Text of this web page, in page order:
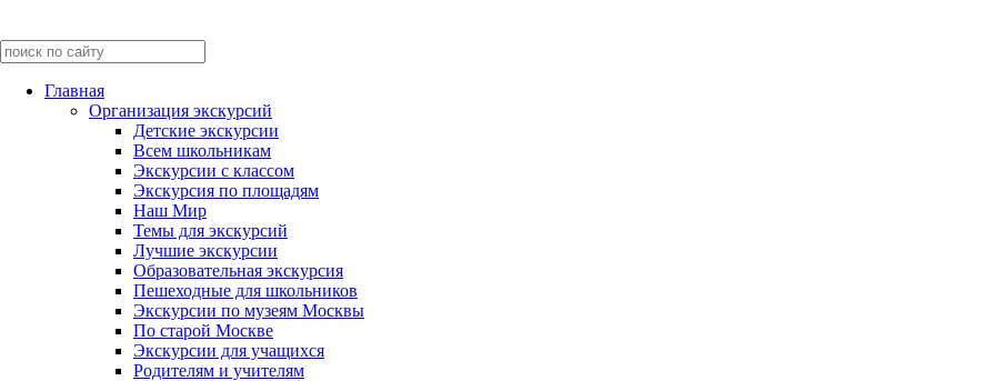
Главная
Организация экскурсий
Детские экскурсии
Всем школьникам
Экскурсии c классом
Экскурсия по площадям
Наш Мир
Темы для экскурсий
Лучшие экскурсии
Образовательная экскурсия
Пешеходные для школьников
Экскурсии по музеям Москвы
По старой Москве
Экскурсии для учащихся
Родителям и учителям